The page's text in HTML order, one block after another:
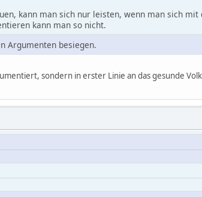
kann man sich nur leisten, wenn man sich
kann man so nicht.
Argumenten besiegen.
sondern in erster Linie an das gesunde